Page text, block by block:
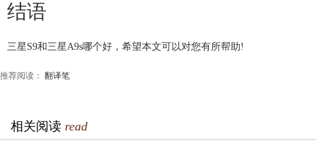
结语
三星S9和三星A9s哪个好，希望本文可以对您有所帮助!
推荐阅读： 翻译笔
相关阅读 read